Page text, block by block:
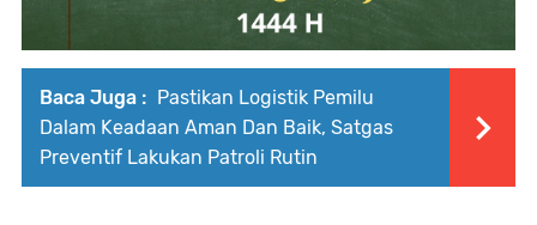
Baca Juga : Pastikan Logistik Pemilu
Dalam Keadaan Aman Dan Baik, Satgas
Preventif Lakukan Patroli Rutin